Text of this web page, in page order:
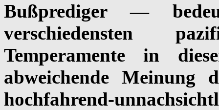
Bußprediger —
verschiedensten
Temperamente in
abweichende Meinung
hochfahrend-